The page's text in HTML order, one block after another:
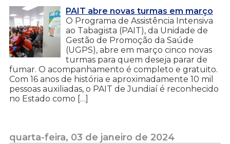
PAIT abre novas turmas em março
O Programa de Assistência Intensiva
ao Tabagista (PAIT), da Unidade de
Gestão de Promoção da Saúde
(UGPS), abre em março cinco novas
turmas para quem deseja parar de
fumar. O acompanhamento é completo e gratuito.
Com 16 anos de história e aproximadamente 10 mil
pessoas auxiliadas, o PAIT de Jundiaí é reconhecido
no Estado como […]
quarta-feira, 03 de janeiro de 2024